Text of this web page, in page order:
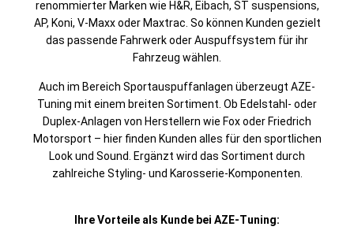
renommierter Marken wie H&R, Eibach, ST suspensions,
AP, Koni, V-Maxx oder Maxtrac. So können Kunden gezielt
das passende Fahrwerk oder Auspuffsystem für ihr
Fahrzeug wählen.
Auch im Bereich Sportauspuffanlagen überzeugt AZE-
Tuning mit einem breiten Sortiment. Ob Edelstahl- oder
Duplex-Anlagen von Herstellern wie Fox oder Friedrich
Motorsport – hier finden Kunden alles für den sportlichen
Look und Sound. Ergänzt wird das Sortiment durch
zahlreiche Styling- und Karosserie-Komponenten.
Ihre Vorteile als Kunde bei AZE-Tuning: